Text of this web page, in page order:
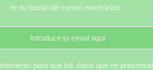
en tu buzón de correo electrónico
para que los datos que he